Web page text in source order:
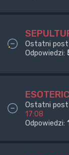
Ostatni
Odpowiedzi:
Ostatni
17:08
Odpowiedzi: